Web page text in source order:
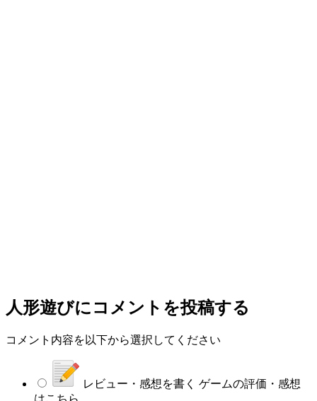
人形遊びにコメントを投稿する
コメント内容を以下から選択してください
レビュー・感想を書く ゲームの評価・感想